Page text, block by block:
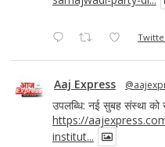
Aaj Express
उपलब्धि: नई सुबह संस्था को
https://
institut...